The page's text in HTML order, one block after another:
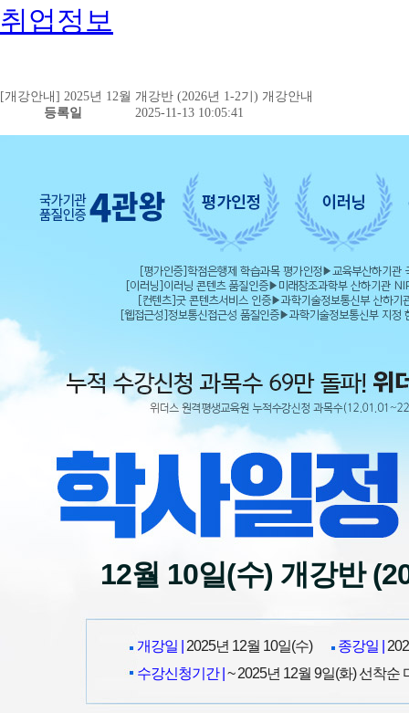
취업정보
[개강안내] 2025년 12월 개강반 (2026년 1-2기) 개강안내
등록일
2025-11-13 10:05:41